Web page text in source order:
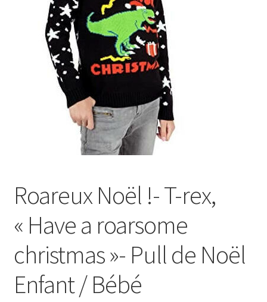
Roareux Noël !- T-rex,
« Have a roarsome
christmas »- Pull de Noël
Enfant / Bébé